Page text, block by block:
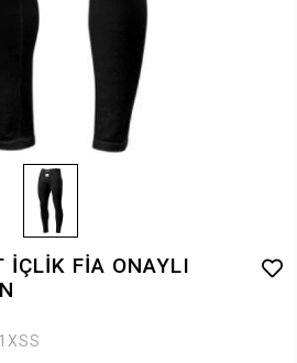
İÇLİK FİA ONAYLI